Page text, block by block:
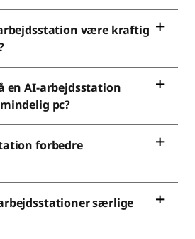
være kraftig
en AI-arbejdsstation
pc?
forbedre
særlige